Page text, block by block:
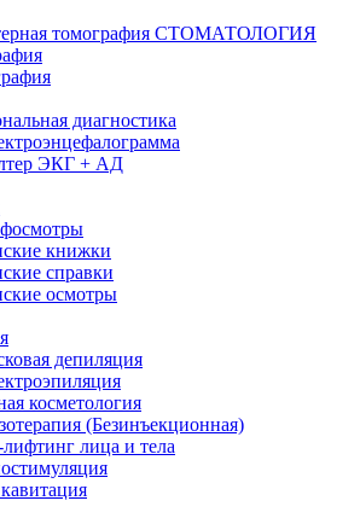
томография СТОМАТОЛОГИЯ
диагностика
ЭКГ + АД
книжки
справки
осмотры
депиляция
косметология
(Безинъекционная)
лица и тела